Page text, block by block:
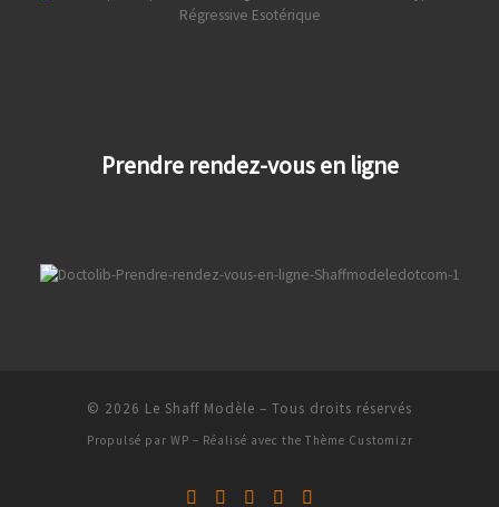
Prendre rendez-vous en ligne
© 2026 Le Shaff Modèle – Tous droits réservés
Propulsé par WP – Réalisé avec the Thème Customizr